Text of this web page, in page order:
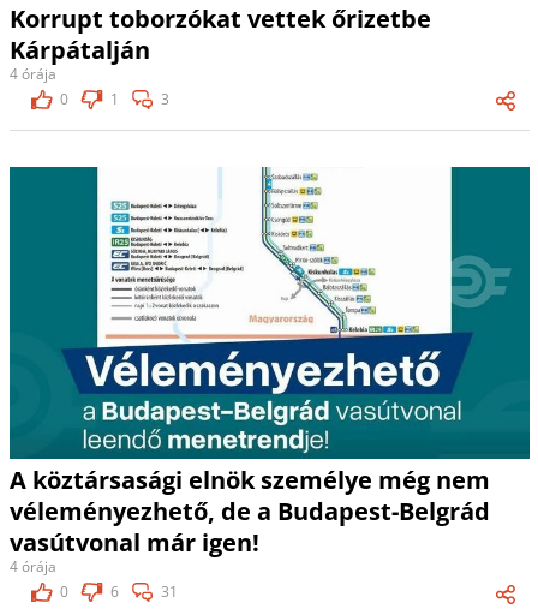
Korrupt toborzókat vettek őrizetbe
Kárpátalján
4 órája
0
1 3
A köztársasági elnök személye még nem
véleményezhető, de a Budapest-Belgrád
vasútvonal már igen!
4 órája
0
6 31